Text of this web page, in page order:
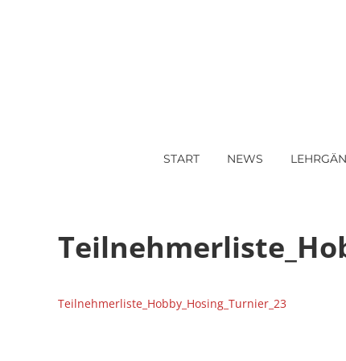
START NEWS
Teilnehmerliste_Hobby_Hosing_Turnier_23